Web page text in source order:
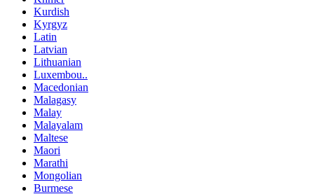
Kurdish
Kyrgyz
Latin
Latvian
Lithuanian
Luxembou..
Macedonian
Malagasy
Malay
Malayalam
Maltese
Maori
Marathi
Mongolian
Burmese